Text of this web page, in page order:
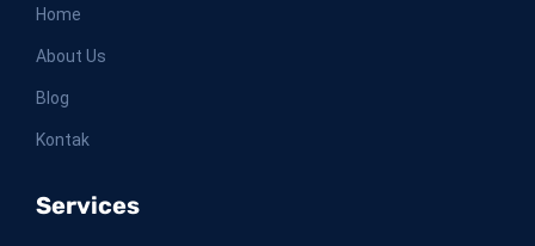
Home
About Us
Blog
Kontak
Services